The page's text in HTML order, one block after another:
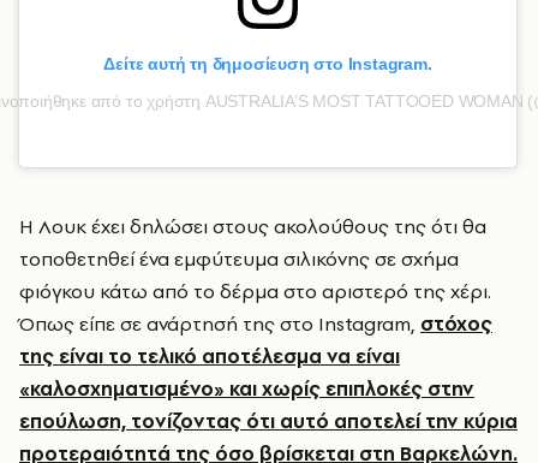
Δείτε αυτή τη δημοσίευση στο Instagram.
από το χρήστη AUSTRALIA’S MOST TATTOOED WOMAN
Η Λουκ έχει δηλώσει στους ακολούθους της ότι θα
τοποθετηθεί ένα εμφύτευμα σιλικόνης σε σχήμα
φιόγκου κάτω από το δέρμα στο αριστερό της χέρι.
Όπως είπε σε ανάρτησή της στο Instagram, στόχος
της είναι το τελικό αποτέλεσμα να είναι
«καλοσχηματισμένο» και χωρίς επιπλοκές στην
επούλωση, τονίζοντας ότι αυτό αποτελεί την κύρια
προτεραιότητά της όσο βρίσκεται στη Βαρκελώνη.